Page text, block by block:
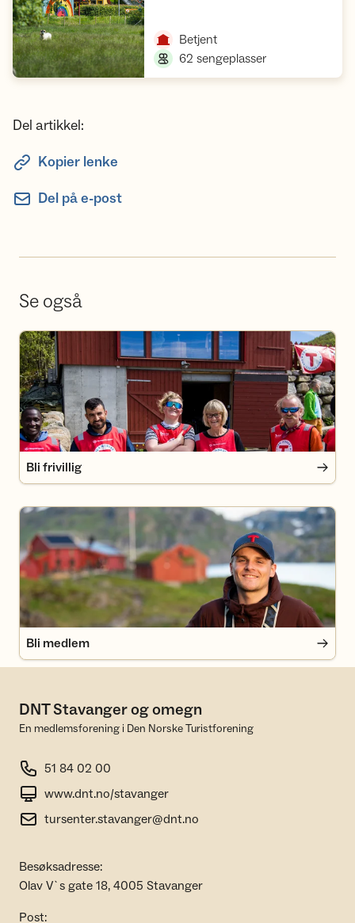
Betjent,
62 sengeplasser,
Del artikkel:
Kopier lenke
Del på e-post
Se også
Bli frivillig
Bli frivillig
Bli medlem
Bli medlem
DNT Stavanger og omegn
En medlemsforening i Den Norske Turistforening
51 84 02 00
www.dnt.no/stavanger
tursenter.stavanger@dnt.no
Besøksadresse:
Olav V`s gate 18, 4005 Stavanger
Post: